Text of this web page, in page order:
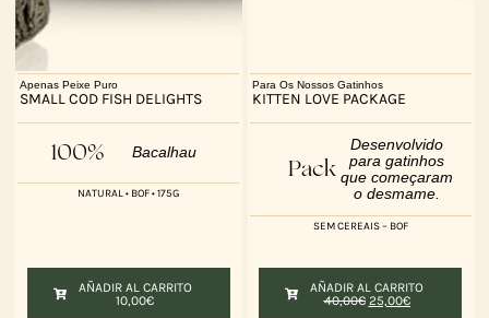
Apenas Peixe Puro
SMALL COD FISH DELIGHTS
100% Bacalhau
NATURAL • BOF • 175G
AÑADIR AL CARRITO
10,00€
Para Os Nossos Gatinhos
KITTEN LOVE PACKAGE
Pack
Desenvolvido
para gatinhos
que começaram
o desmame.
SEM CEREAIS – BOF
AÑADIR AL CARRITO
40,00€ 25,00€